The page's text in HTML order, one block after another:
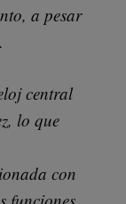
a pesar
central
lo que
con